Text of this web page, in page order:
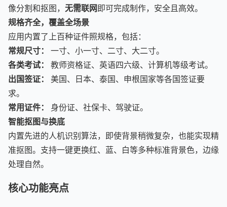
像分割和抠图， 无需联网即可完成制作，安全且高效。
规格齐全，覆盖全场景
应用内置了上百种证件照规格，包括：
常规尺寸：
一寸、小一寸、二寸、大二寸。
各类考试：
教师资格证、英语四六级、计算机等级考试。
出国签证：
美国、日本、泰国、申根国家等各国签证要
求。
常用证件：
身份证、社保卡、驾驶证。
智能抠图与换底
内置先进的人机识别算法，即使背景稍微复杂，也能实现精
准抠图。支持一键更换红、蓝、白等多种标准背景色，边缘
处理自然。
核心功能亮点